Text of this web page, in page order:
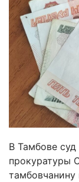
В Тамбове суд
прокуратуры
тамбовчанину